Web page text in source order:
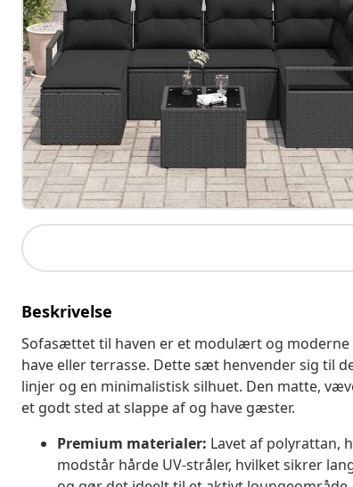
Beskrivelse
Sofasættet til haven er et modulært og
have eller terrasse. Dette sæt henvender sig til
linjer og en minimalistisk silhuet. Den matte,
et godt sted at slappe af og have gæster.
Premium materialer: Lavet af polyrattan,
modstår hårde UV-stråler, hvilket sikrer